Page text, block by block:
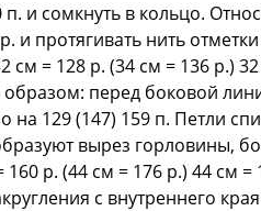
и сомкнуть в кольцо.
и протягивать нить
= 128 р. (34 см = 136 р.)
перед боковой
129 (147) 159 п. Петли
вырез горловины,
р. (44 см = 176 р.) 44 см =
с внутреннего